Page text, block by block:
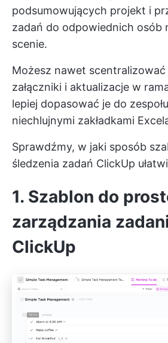
podsumowujących projekt i
zadań do odpowiednich osób
scenie.
Możesz nawet
załączniki i aktualizacje w
lepiej dopasować je do
niechlujnymi zakładkami
Sprawdźmy, w jaki sposób
śledzenia zadań ClickUp
1. Szablon do
zarządzania
ClickUp